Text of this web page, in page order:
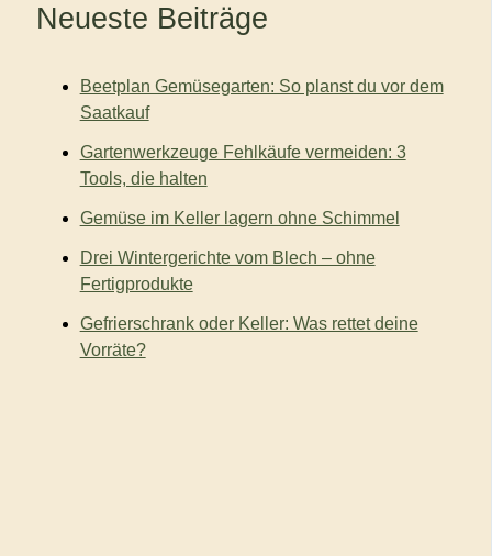
Neueste Beiträge
Beetplan Gemüsegarten: So planst du vor dem
Saatkauf
Gartenwerkzeuge Fehlkäufe vermeiden: 3
Tools, die halten
Gemüse im Keller lagern ohne Schimmel
Drei Wintergerichte vom Blech – ohne
Fertigprodukte
Gefrierschrank oder Keller: Was rettet deine
Vorräte?